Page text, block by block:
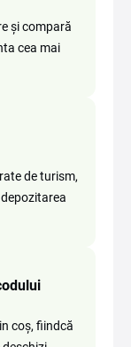
și compară
cea mai
de turism,
coș, fiindcă